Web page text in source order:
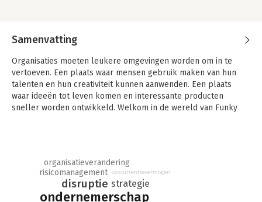
Samenvatting
Organisaties moeten leukere omgevingen worden om in te
vertoeven. Een plaats waar mensen gebruik maken van hun
talenten en hun creativiteit kunnen aanwenden. Een plaats
waar ideeën tot leven komen en interessante producten
sneller worden ontwikkeld. Welkom in de wereld van Funky
heeft een grijze massa van anderhalve kilo, het brein, de
sleutel tot de toekomst in handen. Succesvolle
ondernemingen onderscheiden zich van hun minder
succesvolle concurrenten doordat zij dit erkennen. Hierdoor
ondernemerschap
disruptie strategie
risicomanagement
organisatieverandering
concurrentievermogen